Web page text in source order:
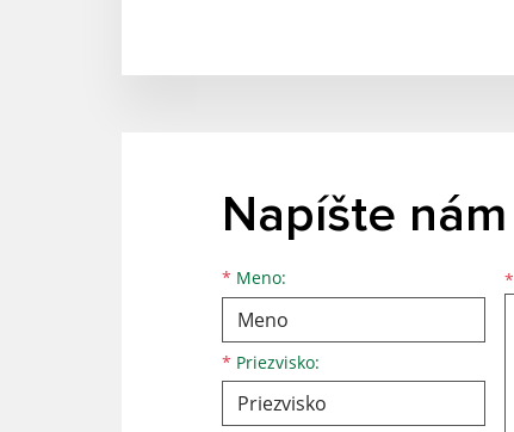
Napíšte nám
* Meno:
* Priezvisko:
*